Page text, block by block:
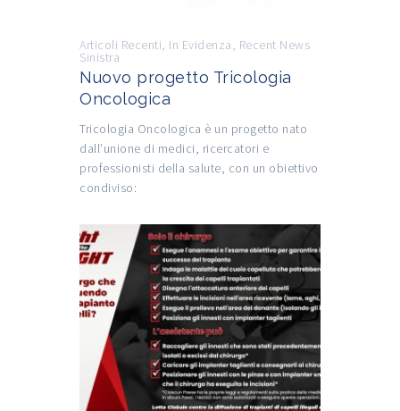
Articoli Recenti, In Evidenza, Recent News
Sinistra
Nuovo progetto Tricologia
Oncologica
Tricologia Oncologica è un progetto nato
dall’unione di medici, ricercatori e
professionisti della salute, con un obiettivo
condiviso: